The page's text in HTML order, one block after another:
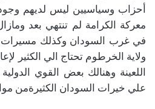
أحزاب وسياسيين ليس لديهم
معركة الكرامة لم تنتهي بعد
في غرب السودان وكذلك مسيرات
ولاية الخرطوم تحتاج الي الكثير
اللعينة وهنالك بعض القوي الدولية
علي خيرات السودان الكثيرةمن